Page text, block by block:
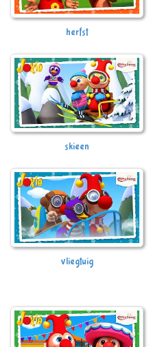
herfst
skieen
vliegtuig